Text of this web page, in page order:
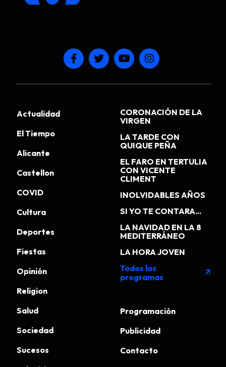
Actualidad
El Tiempo
Alicante
Castellon
COVID
Cultura
Deportes
Fiestas
Opinión
Religion
Salud
Sociedad
Sucesos
CORONACIÓN DE LA
VIRGEN
LA TARDE CON
QUIQUE PEÑA
EL FARO EN TERTULIA
CON VICENTE
CLIMENT
INOLVIDABLES AÑOS
SI YO TE CONTARA...
LA NAVIDAD EN LA 8
MEDITERRÁNEO
LA HORA JOVEN
Todos los
programas
arrow_outward
Programación
Publicidad
Contacto